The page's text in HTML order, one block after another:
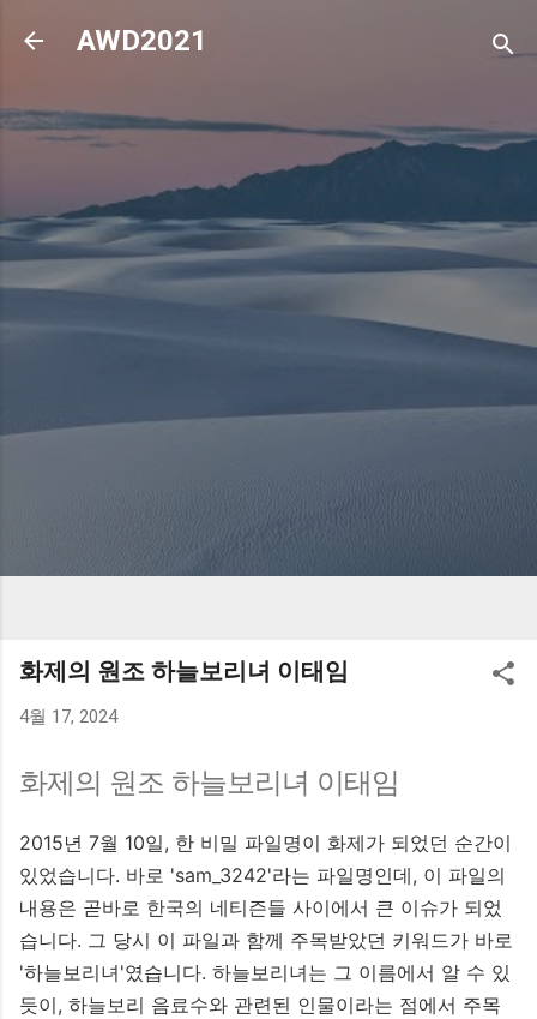
기본 콘텐츠로 건너뛰기
AWD2021
화제의 원조 하늘보리녀 이태임
4월 17, 2024
화제의 원조 하늘보리녀 이태임
2015년 7월 10일, 한 비밀 파일명이 화제가 되었던 순간이
있었습니다. 바로 'sam_3242'라는 파일명인데, 이 파일의
내용은 곧바로 한국의 네티즌들 사이에서 큰 이슈가 되었
습니다. 그 당시 이 파일과 함께 주목받았던 키워드가 바로
'하늘보리녀'였습니다. 하늘보리녀는 그 이름에서 알 수 있
듯이, 하늘보리 음료수와 관련된 인물이라는 점에서 주목